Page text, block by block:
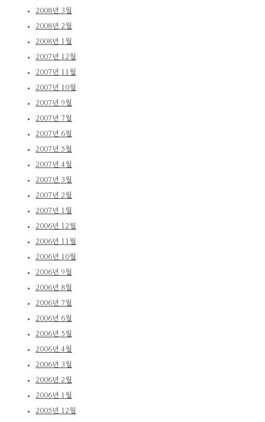
2008년 3월
2008년 2월
2008년 1월
2007년 12월
2007년 11월
2007년 10월
2007년 9월
2007년 7월
2007년 6월
2007년 5월
2007년 4월
2007년 3월
2007년 2월
2007년 1월
2006년 12월
2006년 11월
2006년 10월
2006년 9월
2006년 8월
2006년 7월
2006년 6월
2006년 5월
2006년 4월
2006년 3월
2006년 2월
2006년 1월
2005년 12월